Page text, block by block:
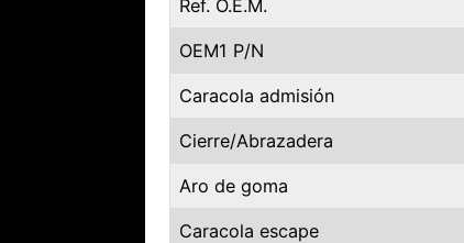
Ref. O.E.M.
OEM1 P/N
Caracola admisión
Cierre/Abrazadera
Aro de goma
Caracola escape